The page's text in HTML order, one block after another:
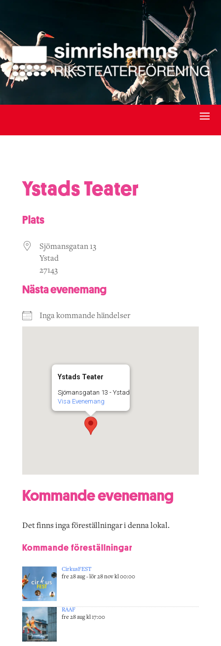
Ystads Teater
Plats
Sjömansgatan 13
Ystad
27143
Nästa evenemang
Inga kommande händelser
Ystads Teater
Sjömansgatan 13 - Ystad
Visa Evenemang
Kommande evenemang
Det finns inga föreställningar i denna lokal.
Kommande föreställningar
CirkusFEST
fre 28 aug - lör 28 nov kl 00:00
RAAF
fre 28 aug kl 17:00